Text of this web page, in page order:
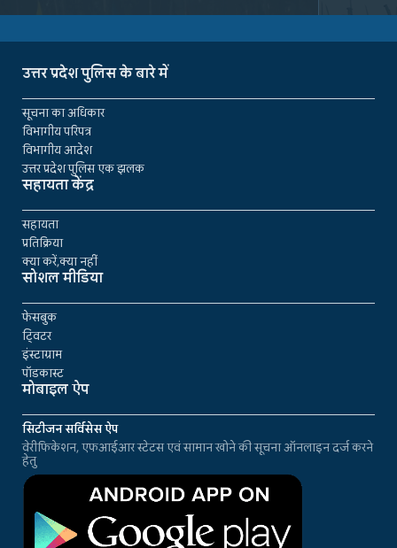
उत्तर प्रदेश पुलिस के बारे में
सूचना का अधिकार
विभागीय परिपत्र
विभागीय आदेश
उत्तर प्रदेश पुलिस एक झलक
सहायता केंद्र
सहायता
प्रतिक्रिया
क्या करें,क्या नहीं
सोशल मीडिया
फेसबुक
ट्विटर
इंस्टाग्राम
पॉडकास्ट
मोबाइल ऐप
सिटीजन सर्विसेस ऐप
वेरीफिकेशन, एफआईआर स्टेटस एवं सामान खोने की सूचना ऑनलाइन दर्ज करने
हेतु